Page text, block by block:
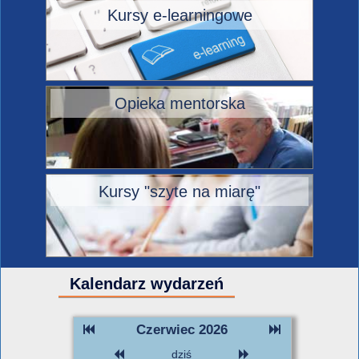
Kursy e-learningowe
Opieka mentorska
Kursy "szyte na miarę"
Kalendarz wydarzeń
Czerwiec 2026
dziś